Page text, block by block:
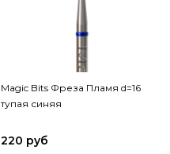
Magic Bits Фреза Пламя d=16
тупая синяя
220 руб